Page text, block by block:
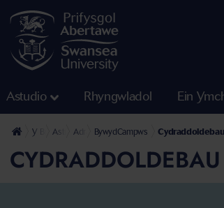
Astudio Rhyngwladol Ein
Y BrifysgolAstudioAdran Gwasanaethau Cymorth i Fyfyrwyr
BywydCampws